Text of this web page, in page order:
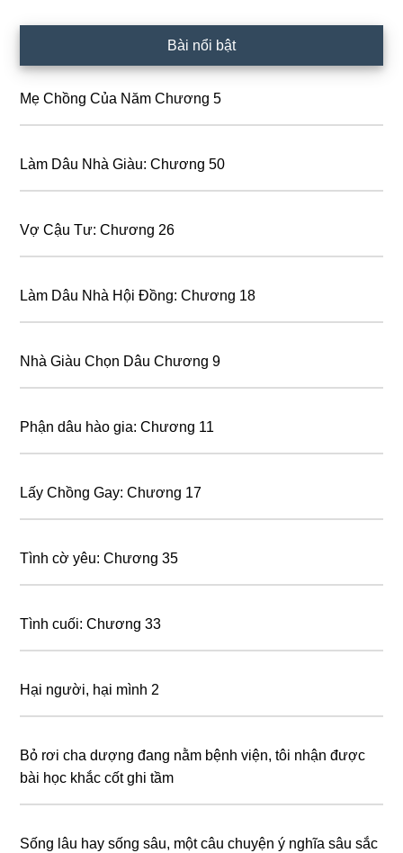
Sidebar
Bài nổi bật
Mẹ Chồng Của Năm Chương 5
Làm Dâu Nhà Giàu: Chương 50
Vợ Cậu Tư: Chương 26
Làm Dâu Nhà Hội Đồng: Chương 18
Nhà Giàu Chọn Dâu Chương 9
Phận dâu hào gia: Chương 11
Lấy Chồng Gay: Chương 17
Tình cờ yêu: Chương 35
Tình cuối: Chương 33
Hại người, hại mình 2
Bỏ rơi cha dượng đang nằm bệnh viện, tôi nhận được
bài học khắc cốt ghi tầm
Sống lâu hay sống sâu, một câu chuyện ý nghĩa sâu sắc